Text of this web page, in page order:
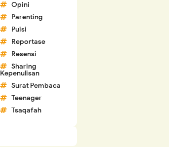
Opini
Parenting
Puisi
Reportase
Resensi
Sharing
Kepenulisan
Surat Pembaca
Teenager
Tsaqafah